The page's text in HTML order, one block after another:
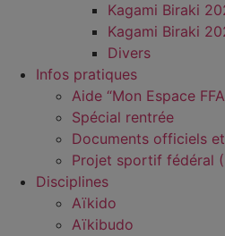
Kagami Biraki
Kagami Biraki
Divers
Infos pratiques
Aide “Mon Espace
Spécial rentrée
Documents officiels
Projet sportif fédéral
Disciplines
Aïkido
Aïkibudo